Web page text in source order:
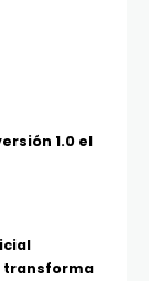
1.0 el
transforma